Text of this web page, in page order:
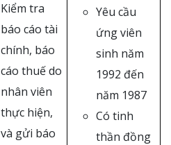
Kiểm tra
báo cáo tài
chính, báo
cáo thuế do
nhân viên
thực hiện,
và gửi báo
Yêu cầu
ứng viên
sinh năm
1992 đến
năm 1987
Có tinh
thần đồng